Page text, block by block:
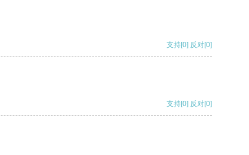
支持[0] 反对[0]
支持[0] 反对[0]